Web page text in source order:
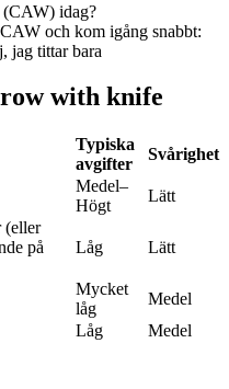
idag?
och kom igång snabbt:
jag tittar bara
with knife
Typiska
avgifter
Svårighet
Medel–
Högt
Lätt
(eller
på
Låg Lätt
Mycket
låg
Medel
Låg Medel